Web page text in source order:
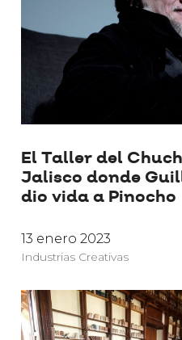
El Taller del
Jalisco donde
dio vida a Pinocho
13 enero 2023
Industrias Creativas